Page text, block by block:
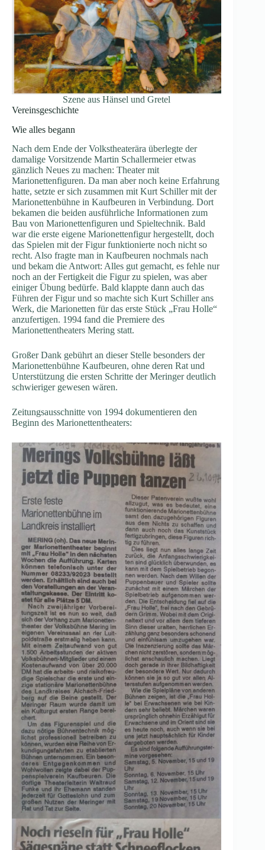
Szene aus Hänsel und Gretel
Vereinsgeschichte
Wie alles begann
Nach dem Ende der Volkstheaterära überlegte der
damalige Vorsitzende Martin Schallermeier etwas
gänzlich Neues zu machen: Theater mit
Marionettenfiguren. Da man aber noch keine Erfahrung
hatte, setzte er sich zusammen mit Kurt Schiller mit der
Marionettenbühne in Kaufbeuren in Verbindung. Dort
bekamen die beiden ausführliche Informationen zum
Bau von Marionettenfiguren und Spieltechnik. Bald
war die erste eigene Marionettenfigur hergestellt, doch
das Spielen mit der Figur funktionierte noch nicht so
recht. Also fragte man in Kaufbeuren nochmals nach
und bekam die Antwort: Alles gut gemacht, es fehle nur
noch an der Fertigkeit die Figur zu spielen, was aber
einiger Übung bedürfe. Bald klappte dann auch das
Führen der Figur und so machte sich Kurt Schiller ans
Werk, die Marionetten für das erste Stück „Frau Holle“
anzufertigen. 1994 fand die Premiere des
Marionettentheaters Mering statt.
Großer Dank gebührt an dieser Stelle besonders der
Marionettenbühne Kaufbeuren, ohne deren Rat und
Unterstützung die ersten Schritte der Meringer deutlich
schwieriger gewesen wären.
Zeitungsausschnitte von 1994 dokumentieren den
Beginn des Marionettentheaters: